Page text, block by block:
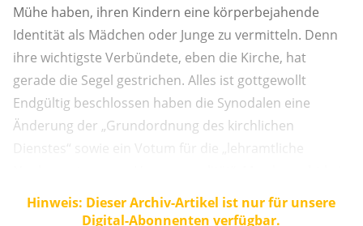
Mühe haben, ihren Kindern eine körperbejahende
Identität als Mädchen oder Junge zu vermitteln. Denn
ihre wichtigste Verbündete, eben die Kirche, hat
gerade die Segel gestrichen. Alles ist gottgewollt
Endgültig beschlossen haben die Synodalen eine
Änderung der „Grundordnung des kirchlichen
Dienstes“ sowie ein Votum für die „lehramtliche
Schwarzseher zu sein, um zu wissen, dass damit die
Umdeutung von Homosexualität als gottgewollte
Hinweis: Dieser Archiv-Artikel ist nur für unsere
Digital-Abonnenten verfügbar.